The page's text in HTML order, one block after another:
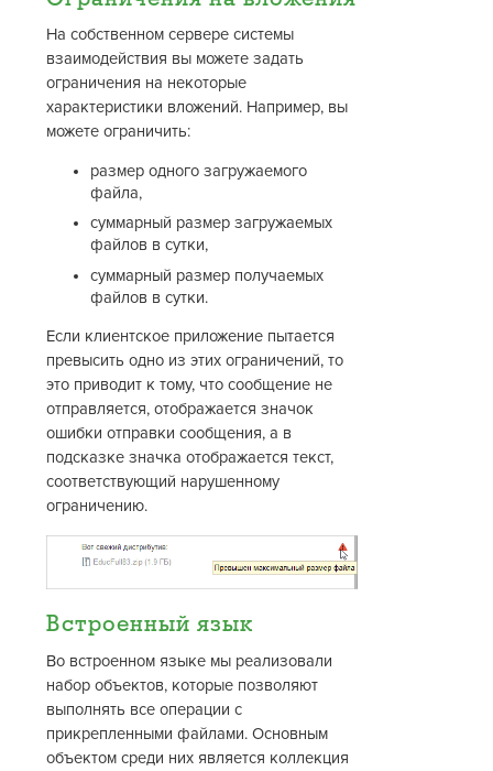
На собственном сервере системы
взаимодействия вы можете задать
ограничения на некоторые
характеристики вложений. Например, вы
можете ограничить:
размер одного загружаемого
файла,
суммарный размер загружаемых
файлов в сутки,
суммарный размер получаемых
файлов в сутки.
Если клиентское приложение пытается
превысить одно из этих ограничений, то
это приводит к тому, что сообщение не
отправляется, отображается значок
ошибки отправки сообщения, а в
подсказке значка отображается текст,
соответствующий нарушенному
ограничению.
Встроенный язык
Во встроенном языке мы реализовали
набор объектов, которые позволяют
выполнять все операции с
прикрепленными файлами. Основным
объектом среди них является коллекция